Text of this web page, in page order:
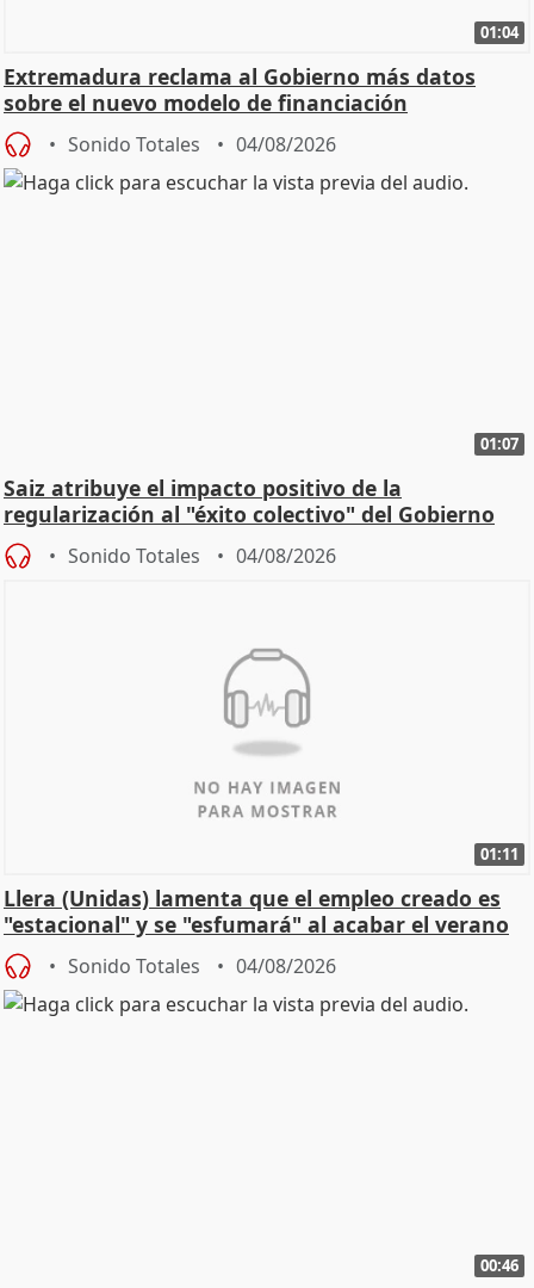
01:04
Extremadura reclama al Gobierno más datos
sobre el nuevo modelo de financiación
Sonido Totales 04/08/2026
01:07
Saiz atribuye el impacto positivo de la
regularización al "éxito colectivo" del Gobierno
Sonido Totales 04/08/2026
01:11
Llera (Unidas) lamenta que el empleo creado es
"estacional" y se "esfumará" al acabar el verano
Sonido Totales 04/08/2026
00:46